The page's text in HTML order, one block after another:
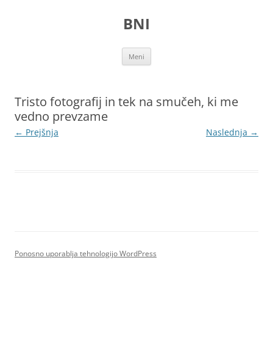
BNI
Meni
Tristo fotografij in tek na smučeh, ki me
vedno prevzame
← Prejšnja Naslednja →
Ponosno uporablja tehnologijo WordPress